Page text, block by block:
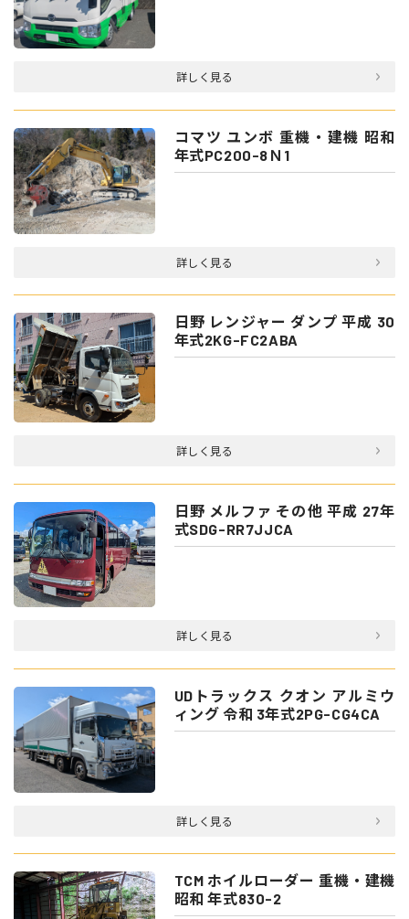
詳しく見る
コマツ ユンボ 重機・建機 昭和
年式PC200-8Ｎ1
詳しく見る
日野 レンジャー ダンプ 平成 30
年式2KG-FC2ABA
詳しく見る
日野 メルファ その他 平成 27年
式SDG-RR7JJCA
詳しく見る
UDトラックス クオン アルミウ
ィング 令和 3年式2PG-CG4CA
詳しく見る
TCM ホイルローダー 重機・建機
昭和 年式830-2